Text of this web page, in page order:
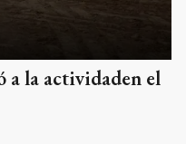
a la actividaden el